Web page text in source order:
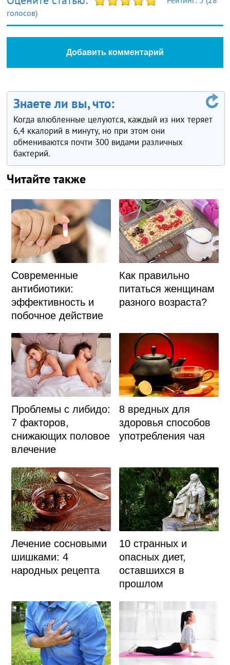
голосов)
Добавить комментарий
Знаете ли вы, что:
Когда влюбленные целуются, каждый из них теряет
6,4 ккалорий в минуту, но при этом они
обмениваются почти 300 видами различных
бактерий.
Читайте также
Современные
антибиотики:
эффективность и
побочное действие
Как правильно
питаться женщинам
разного возраста?
Проблемы с либидо:
7 факторов,
снижающих половое
влечение
8 вредных для
здоровья способов
употребления чая
Лечение сосновыми
шишками: 4
народных рецепта
10 странных и
опасных диет,
оставшихся в
прошлом